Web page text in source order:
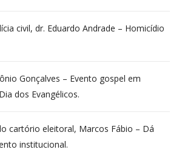
civil, dr. Eduardo Andrade – Homicídio
Gonçalves – Evento gospel em
dos Evangélicos.
cartório eleitoral, Marcos Fábio – Dá
institucional.